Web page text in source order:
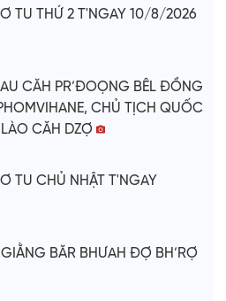
TU THỨ 2 T'NGAY 10/8/2026
CĂH PR’ĐOỌNG BÊL ĐỒNG
CHỦ TỊCH QUỐC
CĂH DZỢ
TU CHỦ NHẬT T'NGAY
GIẰNG BĂR BHƯAH ĐỢ BH’RỢ